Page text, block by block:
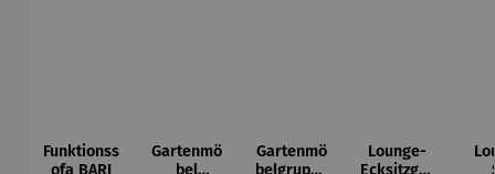
Funktionss
ofa BARI
Gartenmö
bel
Gartenmö
belgruppe
Lounge-
Ecksitzgru